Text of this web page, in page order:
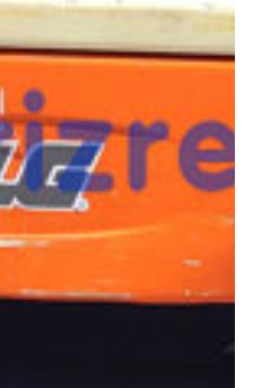
y recibiremos tu solicitud
para ponernos en contacto